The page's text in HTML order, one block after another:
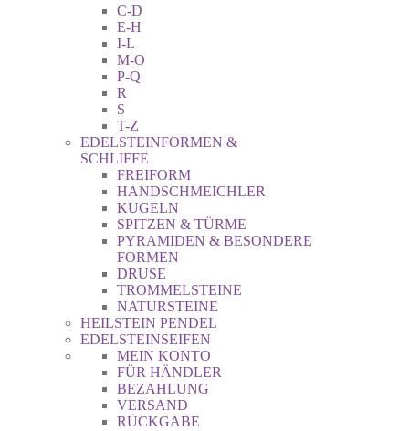
C-D
E-H
I-L
M-O
P-Q
R
S
T-Z
EDELSTEINFORMEN &
SCHLIFFE
FREIFORM
HANDSCHMEICHLER
KUGELN
SPITZEN & TÜRME
PYRAMIDEN & BESONDERE
FORMEN
DRUSE
TROMMELSTEINE
NATURSTEINE
HEILSTEIN PENDEL
EDELSTEINSEIFEN
MEIN KONTO
FÜR HÄNDLER
BEZAHLUNG
VERSAND
RÜCKGABE